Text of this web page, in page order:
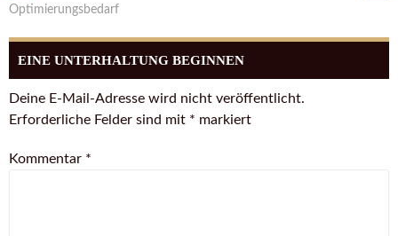
Optimierungsbedarf
EINE UNTERHALTUNG BEGINNEN
Deine E-Mail-Adresse wird nicht veröffentlicht.
Erforderliche Felder sind mit * markiert
Kommentar *